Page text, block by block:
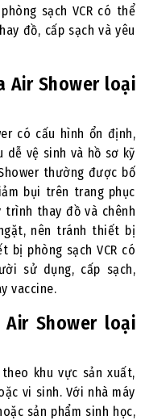
sạch VCR có thể
đồ, cấp sạch và yêu
Air Shower loại
có cấu hình ổn định,
dễ vệ sinh và hồ sơ kỹ
thường được bố
bụi trên trang phục
trình thay đồ và chênh
nên tránh thiết bị
bị phòng sạch VCR có
sử dụng, cấp sạch,
vaccine.
Shower loại
khu vực sản xuất,
vi sinh. Với nhà máy
sản phẩm sinh học,